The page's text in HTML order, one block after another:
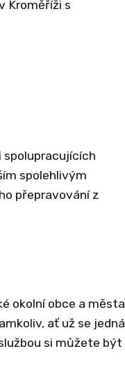
Kroměříži s
spolupracujících
spolehlivým
přepravování z
okolní obce a města
ať už se jedná
si můžete být